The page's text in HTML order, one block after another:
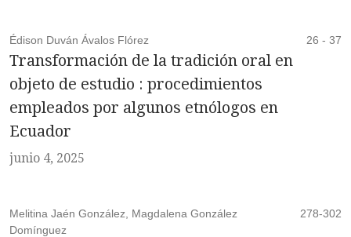
Édison Duván Ávalos Flórez 26 - 37
Transformación de la tradición oral en
objeto de estudio : procedimientos
empleados por algunos etnólogos en
Ecuador
junio 4, 2025
Melitina Jaén González, Magdalena González
Domínguez
278-302